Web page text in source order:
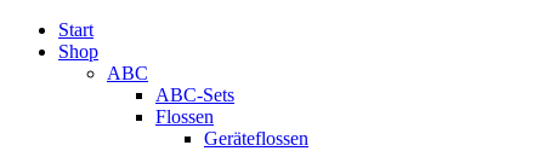
Start
Shop
ABC
ABC-Sets
Flossen
Geräteflossen